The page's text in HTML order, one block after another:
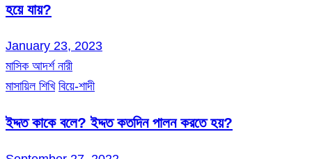
হয়ে যায়?
January 23, 2023
মাসিক আদর্শ নারী
মাসায়িল শিখি বিয়ে-শাদী
ইদ্দত কাকে বলে? ইদ্দত কতদিন পালন করতে হয়?